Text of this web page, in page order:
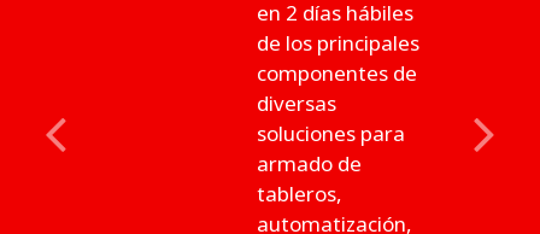
en 2 días hábiles
de los principales
componentes de
diversas
soluciones para
armado de
tableros,
automatización,
Previous Next